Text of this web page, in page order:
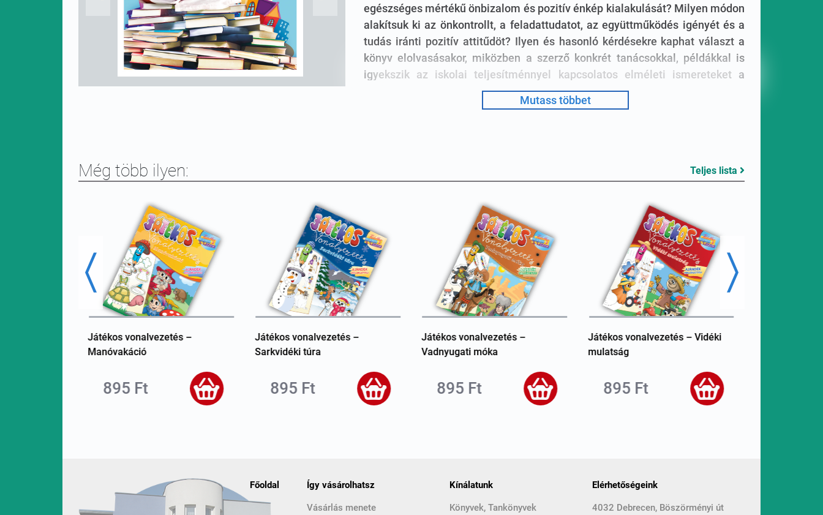
egészséges mértékű önbizalom és pozitív énkép kialakulását? Milyen módon
alakítsuk ki az önkontrollt, a feladattudatot, az együttműködés igényét és a
tudás iránti pozitív attitűdöt? Ilyen és hasonló kérdésekre kaphat választ a
könyv elolvasásakor, miközben a szerző konkrét tanácsokkal, példákkal is
igyekszik az iskolai teljesítménnyel kapcsolatos elméleti ismereteket a
Mutass többet
Még több ilyen: Teljes lista
Játékos vonalvezetés –
Manóvakáció
895 Ft
Játékos vonalvezetés –
Sarkvidéki túra
895 Ft
Játékos vonalvezetés –
Vadnyugati móka
895 Ft
Játékos vonalvezetés – Vidéki
mulatság
895 Ft
Főoldal Így vásárolhatsz
Vásárlás menete
Kínálatunk
Könyvek, Tankönyvek
Elérhetőségeink
4032 Debrecen, Böszörményi út